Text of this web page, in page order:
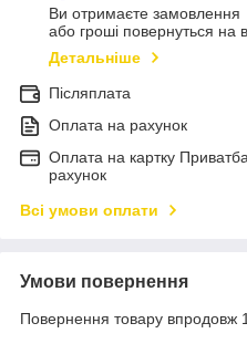
Ви отримаєте замовлення
або гроші повернуться на
Детальніше
Післяплата
Оплата на рахунок
Оплата на картку
рахунок
Всі умови оплати
Умови повернення
Повернення товару впродовж